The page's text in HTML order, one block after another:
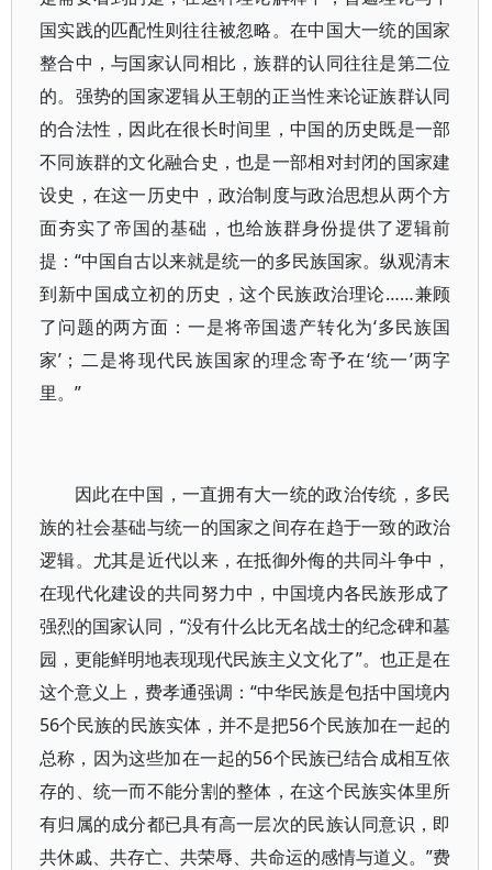
国实践的匹配性则往往被忽略。在中国大一统的国家
整合中，与国家认同相比，族群的认同往往是第二位
的。强势的国家逻辑从王朝的正当性来论证族群认同
的合法性，因此在很长时间里，中国的历史既是一部
不同族群的文化融合史，也是一部相对封闭的国家建
设史，在这一历史中，政治制度与政治思想从两个方
面夯实了帝国的基础，也给族群身份提供了逻辑前
提：“中国自古以来就是统一的多民族国家。纵观清末
到新中国成立初的历史，这个民族政治理论……兼顾
了问题的两方面：一是将帝国遗产转化为‘多民族国
家’；二是将现代民族国家的理念寄予在‘统一’两字
里。”
因此在中国，一直拥有大一统的政治传统，多民
族的社会基础与统一的国家之间存在趋于一致的政治
逻辑。尤其是近代以来，在抵御外侮的共同斗争中，
在现代化建设的共同努力中，中国境内各民族形成了
强烈的国家认同，“没有什么比无名战士的纪念碑和墓
园，更能鲜明地表现现代民族主义文化了”。也正是在
这个意义上，费孝通强调：“中华民族是包括中国境内
56个民族的民族实体，并不是把56个民族加在一起的
总称，因为这些加在一起的56个民族已结合成相互依
存的、统一而不能分割的整体，在这个民族实体里所
有归属的成分都已具有高一层次的民族认同意识，即
共休戚、共存亡、共荣辱、共命运的感情与道义。”费